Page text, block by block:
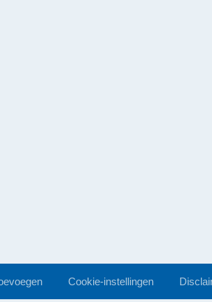
Cookie-instellingen